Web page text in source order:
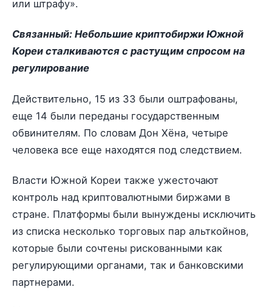
или штрафу».
Связанный: Небольшие криптобиржи Южной
Кореи сталкиваются с растущим спросом на
регулирование
Действительно, 15 из 33 были оштрафованы,
еще 14 были переданы государственным
обвинителям. По словам Дон Хёна, четыре
человека все еще находятся под следствием.
Власти Южной Кореи также ужесточают
контроль над криптовалютными биржами в
стране. Платформы были вынуждены исключить
из списка несколько торговых пар альткойнов,
которые были сочтены рискованными как
регулирующими органами, так и банковскими
партнерами.